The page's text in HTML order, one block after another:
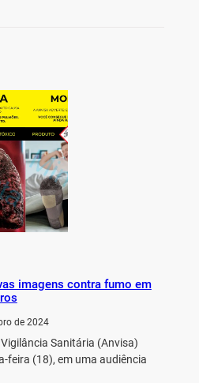
imagens contra fumo em
de 2024
Sanitária (Anvisa)
feira (18), em uma audiência